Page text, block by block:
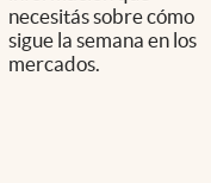
necesitás sobre cómo
sigue la semana en los
mercados.